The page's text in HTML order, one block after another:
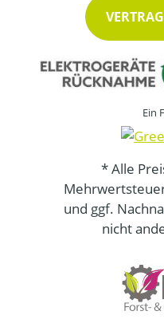
Ein
* Alle
und ggf.
nicht